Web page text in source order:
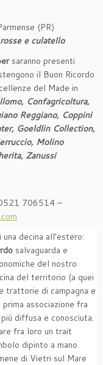
(PR)
e culatello
saranno presenti
il Buon Ricordo
del Made in
Confagricoltura,
Reggiano, Coppini
Goeldlin Collection,
Molino
Zanussi
706514 –
decina all’estero:
salvaguarda e
del nostro
del territorio (a quei
trattorie di campagna e
associazione fra
diffusa e conosciuta.
fra loro un trait
dipinto a mano
di Vietri sul Mare